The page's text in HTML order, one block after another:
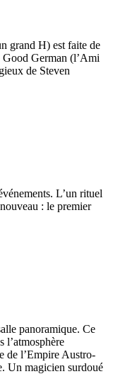
grand H) est faite de
German (l’Ami
de Steven
L’un rituel
: le premier
panoramique. Ce
l’atmosphère
de l’Empire Austro-
Un magicien surdoué